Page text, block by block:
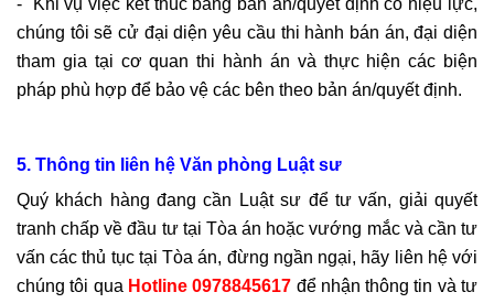
chúng tôi sẽ cử đại diện yêu cầu thi hành bán án, đại diện
tham gia tại cơ quan thi hành án và thực hiện các biện
pháp phù hợp để bảo vệ các bên theo bản án/quyết định.
5. Thông tin liên hệ Văn phòng Luật sư
Quý khách hàng đang cần Luật sư để tư vấn, giải quyết
tranh chấp về đầu tư tại Tòa án hoặc vướng mắc và cần tư
vấn các thủ tục tại Tòa án, đừng ngần ngại, hãy liên hệ với
chúng tôi qua Hotline 0978845617 để nhận thông tin và tư